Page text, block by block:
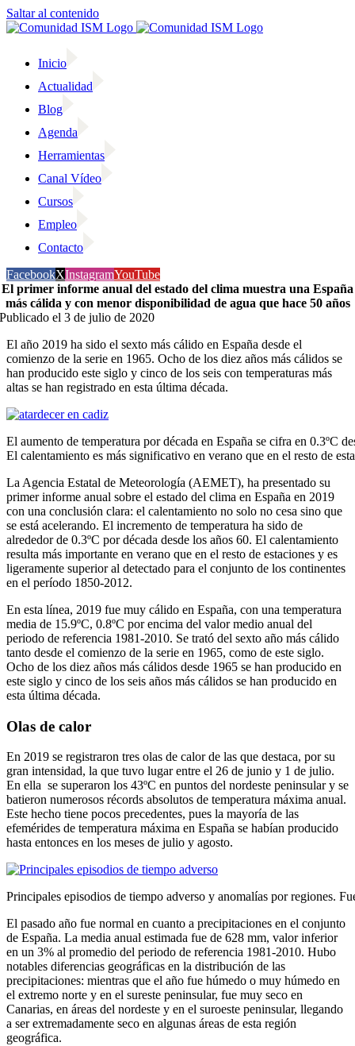
Saltar al contenido
Inicio
Actualidad
Blog
Agenda
Herramientas
Canal Vídeo
Cursos
Empleo
Contacto
FacebookXInstagramYouTube
El primer informe anual del estado del clima muestra una España
más cálida y con menor disponibilidad de agua que hace 50 años
Publicado el 3 de julio de 2020
El año 2019 ha sido el sexto más cálido en España desde el
comienzo de la serie en 1965. Ocho de los diez años más cálidos se
han producido este siglo y cinco de los seis con temperaturas más
altas se han registrado en esta última década.
El aumento de temperatura por década en España se cifra en 0.3ºC
El calentamiento es más significativo en verano que en el resto de
La Agencia Estatal de Meteorología (AEMET), ha presentado su
primer informe anual sobre el estado del clima en España en 2019
con una conclusión clara: el calentamiento no solo no cesa sino que
se está acelerando. El incremento de temperatura ha sido de
alrededor de 0.3ºC por década desde los años 60. El calentamiento
resulta más importante en verano que en el resto de estaciones y es
ligeramente superior al detectado para el conjunto de los continentes
en el período 1850-2012.
En esta línea, 2019 fue muy cálido en España, con una temperatura
media de 15.9ºC, 0.8ºC por encima del valor medio anual del
periodo de referencia 1981-2010. Se trató del sexto año más cálido
tanto desde el comienzo de la serie en 1965, como de este siglo.
Ocho de los diez años más cálidos desde 1965 se han producido en
este siglo y cinco de los seis años más cálidos se han producido en
esta última década.
Olas de calor
En 2019 se registraron tres olas de calor de las que destaca, por su
gran intensidad, la que tuvo lugar entre el 26 de junio y 1 de julio.
En ella se superaron los 43ºC en puntos del nordeste peninsular y se
batieron numerosos récords absolutos de temperatura máxima anual.
Este hecho tiene pocos precedentes, pues la mayoría de las
efemérides de temperatura máxima en España se habían producido
hasta entonces en los meses de julio y agosto.
Principales episodios de tiempo adverso y anomalías por regiones.
El pasado año fue normal en cuanto a precipitaciones en el conjunto
de España. La media anual estimada fue de 628 mm, valor inferior
en un 3% al promedio del periodo de referencia 1981-2010. Hubo
notables diferencias geográficas en la distribución de las
precipitaciones: mientras que el año fue húmedo o muy húmedo en
el extremo norte y en el sureste peninsular, fue muy seco en
Canarias, en áreas del nordeste y en el suroeste peninsular, llegando
a ser extremadamente seco en algunas áreas de esta región
geográfica.